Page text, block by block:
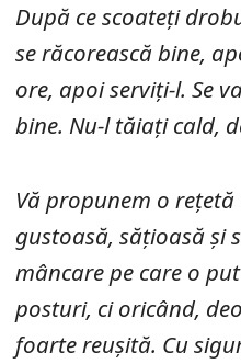
După ce scoateți
se răcorească bine,
ore, apoi serviți-l. Se
bine. Nu-l tăiați cald,
Vă propunem o
gustoasă, sățioasă și
mâncare pe care o
posturi, ci oricând,
foarte reușită. Cu